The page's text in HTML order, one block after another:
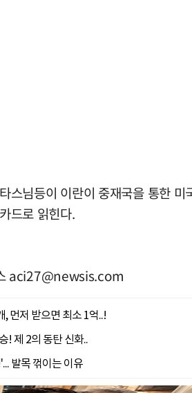
스님등이 이란이 중재국을 통한
드로 읽힌다.
aci27@newsis.com